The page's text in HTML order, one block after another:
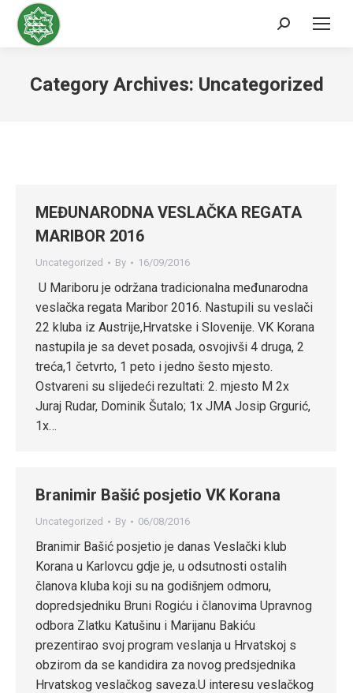
Search:
Category Archives: Uncategorized
MEĐUNARODNA VESLAČKA REGATA
MARIBOR 2016
Uncategorized By 16/09/2016
U Mariboru je održana tradicionalna međunarodna
veslačka regata Maribor 2016. Nastupili su veslači
22 kluba iz Austrije,Hrvatske i Slovenije. VK Korana
nastupila je sa devet posada, osvojivši 4 druga, 2
treća,1 četvrto, 1 peto i jedno šesto mjesto.
Ostvareni su slijedeći rezultati: 2. mjesto M 2x
Juraj Rudar, Dominik Šutalo; 1x JMA Josip Grgurić,
1x…
Branimir Bašić posjetio VK Korana
Uncategorized By 06/08/2016
Branimir Bašić posjetio je danas Veslački klub
Korana u Karlovcu gdje je, u odsutnosti ostalih
članova kluba koji su na godišnjem odmoru,
dopredsjedniku Bruni Rogiću i članovima Upravnog
odbora Zlatku Katušinu i Marijanu Bakiću
prezentirao svoj program veslanja u Hrvatskoj s
obzirom da se kandidira za novog predsjednika
Hrvatskog veslačkog saveza.U interesu veslačkog